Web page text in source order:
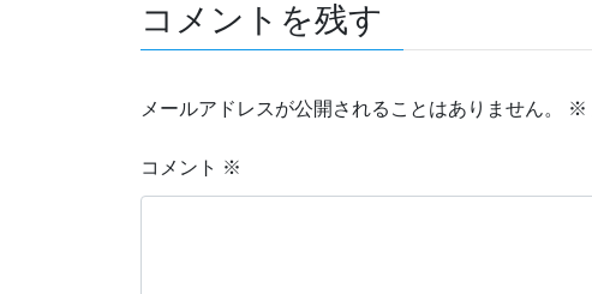
コメントを残す
メールアドレスが公開されることはありません。 ※
コメント ※